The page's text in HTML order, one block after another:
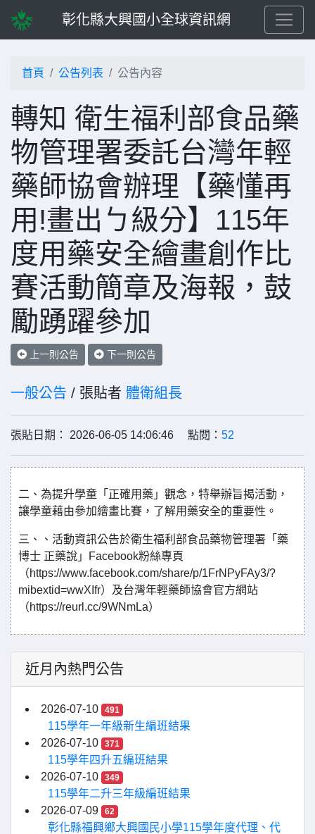
彰化縣大興國小全球資訊網
首頁 公告列表 公告內容
轉知 衛生福利部食品藥
物管理署委託台灣年輕
藥師協會辦理【藥懂再
用!畫出ㄅ級分】115年
度用藥安全繪畫創作比
賽活動簡章及海報，鼓
勵踴躍參加
上一則公告 下一則公告
一般公告 / 張貼者 體衛組長
張貼日期： 2026-06-05 14:06:46 點閱： 52
二、為提升學童「正確用藥」觀念，特舉辦旨揭活動，
讓學童藉由參加繪畫比賽，了解用藥安全的重要性。
三、、活動資訊公告於衛生福利部食品藥物管理署「藥
博士 正藥說」Facebook粉絲專頁
（https://www.facebook.com/share/p/1FrNPyFAy3/?
mibextid=wwXIfr）及台灣年輕藥師協會官方網站
（https://reurl.cc/9WNmLa）
近月內熱門公告
2026-07-10 491
115學年一年級新生編班結果
2026-07-10
371
115學年四升五編班結果
2026-07-10
349
115學年二升三年級編班結果
2026-07-09
62
彰化縣福興鄉大興國民小學115學年度代理、代